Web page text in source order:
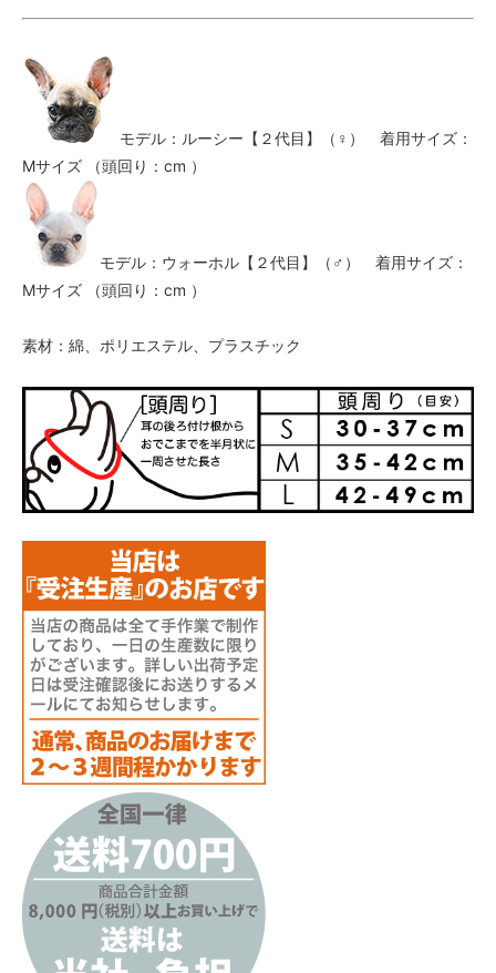
モデル：ルーシー【２代目】（♀） 着用サイズ：
Mサイズ （頭回り：cm ）
モデル：ウォーホル【２代目】（♂） 着用サイズ：
Mサイズ （頭回り：cm ）
素材：綿、ポリエステル、プラスチック